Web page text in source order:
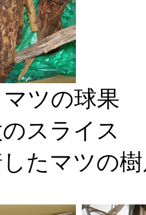
マツの球果
のスライス
したマツの